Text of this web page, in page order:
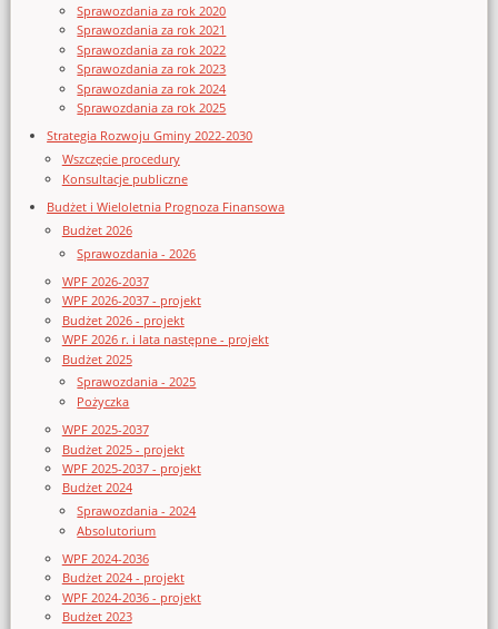
Sprawozdania za rok 2020
Sprawozdania za rok 2021
Sprawozdania za rok 2022
Sprawozdania za rok 2023
Sprawozdania za rok 2024
Sprawozdania za rok 2025
Strategia Rozwoju Gminy 2022-2030
Wszczęcie procedury
Konsultacje publiczne
Budżet i Wieloletnia Prognoza Finansowa
Budżet 2026
Sprawozdania - 2026
WPF 2026-2037
WPF 2026-2037 - projekt
Budżet 2026 - projekt
WPF 2026 r. i lata następne - projekt
Budżet 2025
Sprawozdania - 2025
Pożyczka
WPF 2025-2037
Budżet 2025 - projekt
WPF 2025-2037 - projekt
Budżet 2024
Sprawozdania - 2024
Absolutorium
WPF 2024-2036
Budżet 2024 - projekt
WPF 2024-2036 - projekt
Budżet 2023